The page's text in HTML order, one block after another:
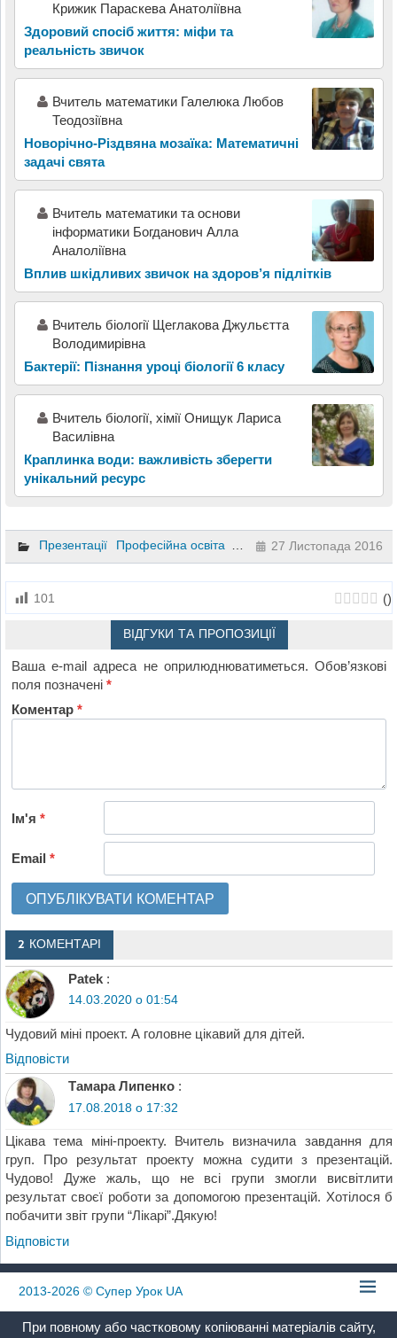
Крижик Параскева Анатоліївна
Здоровий спосіб життя: міфи та
реальність звичок
Вчитель математики Галелюка Любов
Теодозіївна
Новорічно-Різдвяна мозаїка: Математичні
задачі свята
Вчитель математики та основи
інформатики Богданович Алла
Аналоліївна
Вплив шкідливих звичок на здоров’я підлітків
Вчитель біології Щеглакова Джульєтта
Володимирівна
Бактерії: Пізнання уроці біології 6 класу
Вчитель біології, хімії Онищук Лариса
Василівна
Краплинка води: важливість зберегти
унікальний ресурс
Презентації Професійна освіта Біологія Природознавство
27 Листопада 2016
101 ()
ВІДГУКИ ТА ПРОПОЗИЦІЇ
Ваша e-mail адреса не оприлюднюватиметься. Обов’язкові
поля позначені*
Коментар*
Ім'я*
Email*
2 КОМЕНТАРІ
Patek :
14.03.2020 о 01:54
Чудовий міні проект. А головне цікавий для дітей.
Відповіcти
Тамара Липенко :
17.08.2018 о 17:32
Цікава тема міні-проекту. Вчитель визначила завдання для
груп. Про результат проекту можна судити з презентацій.
Чудово! Дуже жаль, що не всі групи змогли висвітлити
результат своєї роботи за допомогою презентацій. Хотілося б
побачити звіт групи “Лікарі”.Дякую!
Відповіcти
2013-2026 © Супер Урок UA
При повному або частковому копіюванні матеріалів сайту,